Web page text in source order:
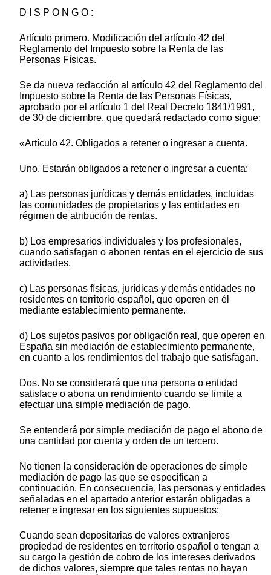
D I S P O N G O :
Artículo primero. Modificación del artículo 42 del
Reglamento del Impuesto sobre la Renta de las
Personas Físicas.
Se da nueva redacción al artículo 42 del Reglamento del
Impuesto sobre la Renta de las Personas Físicas,
aprobado por el artículo 1 del Real Decreto 1841/1991,
de 30 de diciembre, que quedará redactado como sigue:
«Artículo 42. Obligados a retener o ingresar a cuenta.
Uno. Estarán obligados a retener o ingresar a cuenta:
a) Las personas jurídicas y demás entidades, incluidas
las comunidades de propietarios y las entidades en
régimen de atribución de rentas.
b) Los empresarios individuales y los profesionales,
cuando satisfagan o abonen rentas en el ejercicio de sus
actividades.
c) Las personas físicas, jurídicas y demás entidades no
residentes en territorio español, que operen en él
mediante establecimiento permanente.
d) Los sujetos pasivos por obligación real, que operen en
España sin mediación de establecimiento permanente,
en cuanto a los rendimientos del trabajo que satisfagan.
Dos. No se considerará que una persona o entidad
satisface o abona un rendimiento cuando se limite a
efectuar una simple mediación de pago.
Se entenderá por simple mediación de pago el abono de
una cantidad por cuenta y orden de un tercero.
No tienen la consideración de operaciones de simple
mediación de pago las que se especifican a
continuación. En consecuencia, las personas y entidades
señaladas en el apartado anterior estarán obligadas a
retener e ingresar en los siguientes supuestos:
Cuando sean depositarias de valores extranjeros
propiedad de residentes en territorio español o tengan a
su cargo la gestión de cobro de los intereses derivados
de dichos valores, siempre que tales rentas no hayan